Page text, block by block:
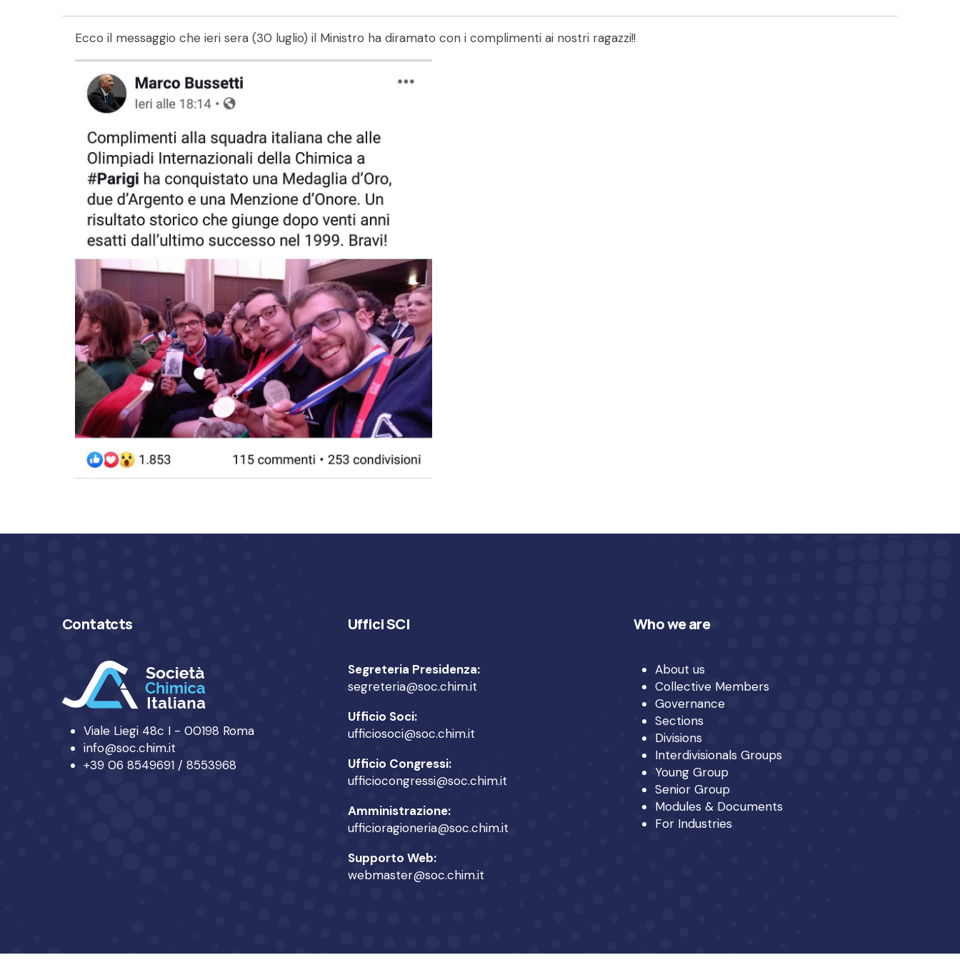
Ecco il messaggio che ieri sera (30 luglio) il Ministro ha diramato con i complimenti ai nostri ragazzi!!
Contatcts
Viale Liegi 48c I - 00198 Roma
info@soc.chim.it
+39 06 8549691 / 8553968
Uffici SCI
Segreteria Presidenza:
segreteria@soc.chim.it
Ufficio Soci:
ufficiosoci@soc.chim.it
Ufficio Congressi:
ufficiocongressi@soc.chim.it
Amministrazione:
ufficioragioneria@soc.chim.it
Supporto Web:
webmaster@soc.chim.it
Who we are
About us
Collective Members
Governance
Sections
Divisions
Interdivisionals Groups
Young Group
Senior Group
Modules & Documents
For Industries